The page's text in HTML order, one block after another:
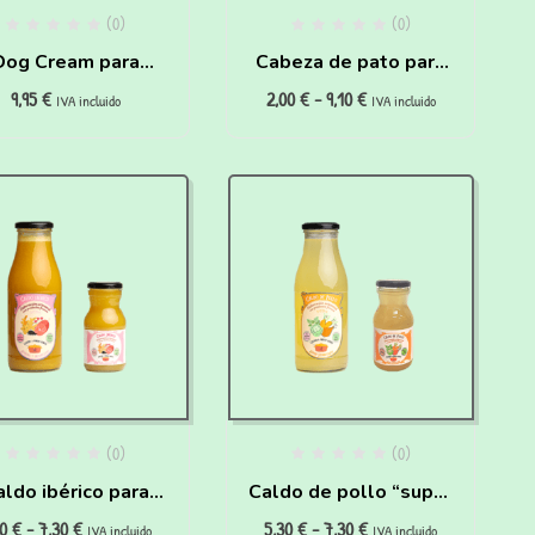
(0)
Cream para
perros
9,95€ IVA incluido
(0)
Cabeza de pato para
perros y gatos
2,00€ - 9,10€ IVA incluido
(0)
ibérico para
€-7,30€ IVA incluido
(0)
Caldo de pollo “super
5,30€-7,30€ IVA incluido